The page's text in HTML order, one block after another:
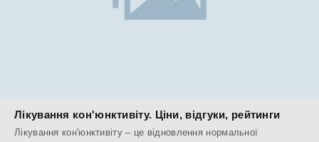
Лікування кон'юнктивіту. Ціни, відгуки, рейтинги
Лікування кон'юнктивіту – це відновлення нормальної